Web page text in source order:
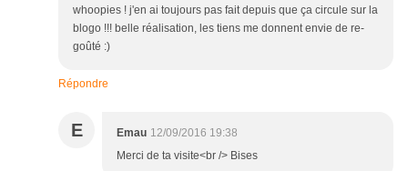
whoopies ! j'en ai toujours pas fait depuis que ça circule sur la
blogo !!! belle réalisation, les tiens me donnent envie de re-
goûté :)
Répondre
E Emau 12/09/2016 19:38
Merci de ta visite<br /> Bises